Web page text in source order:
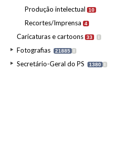
Produção intelectual 10
Recortes/Imprensa 4
Caricaturas e cartoons 33 I
Fotografias 21885 I
Secretário-Geral do PS 1380 I